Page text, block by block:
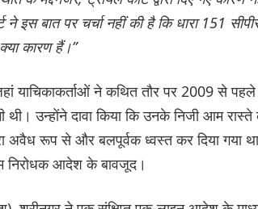
बात पर चर्चा नहीं की है कि धारा 151
कारण हैं।”
याचिकाकर्ताओं ने कथित तौर पर 2009 से
थी। उन्होंने दावा किया कि उनके निजी आम
अवैध रूप से और बलपूर्वक ध्वस्त कर दिया गया
निरोधक आदेश के बावजूद।